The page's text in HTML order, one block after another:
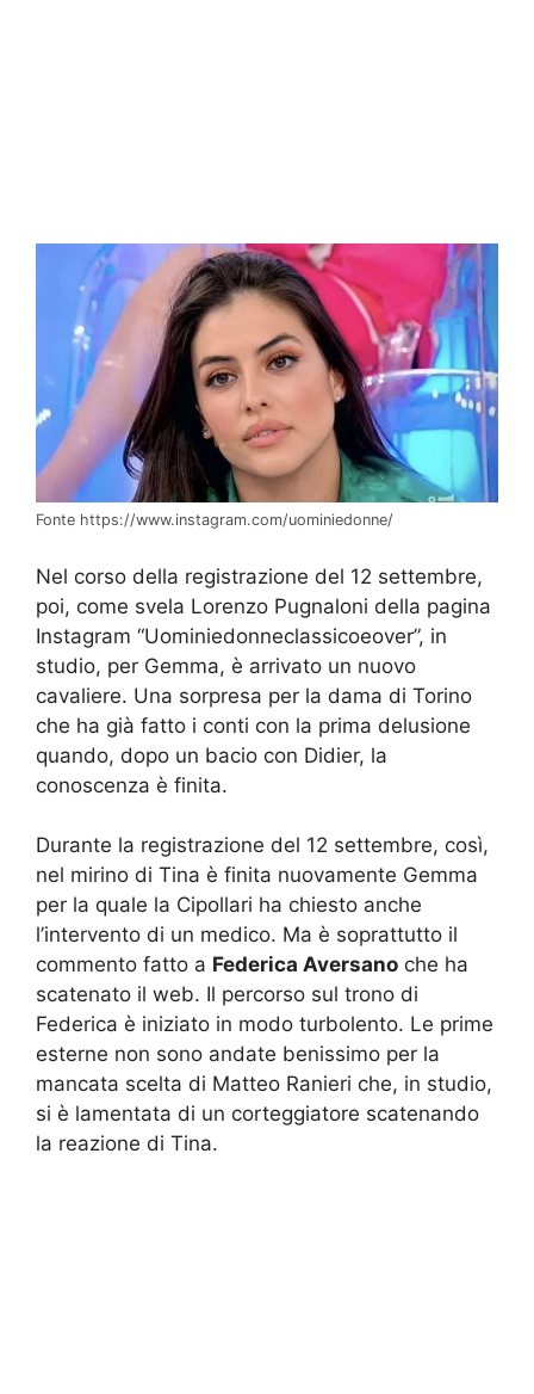
Fonte https://www.instagram.com/uominiedonne/
Nel corso della registrazione del 12 settembre,
poi, come svela Lorenzo Pugnaloni della pagina
Instagram “Uominiedonneclassicoeover”, in
studio, per Gemma, è arrivato un nuovo
cavaliere. Una sorpresa per la dama di Torino
che ha già fatto i conti con la prima delusione
quando, dopo un bacio con Didier, la
conoscenza è finita.
Durante la registrazione del 12 settembre, così,
nel mirino di Tina è finita nuovamente Gemma
per la quale la Cipollari ha chiesto anche
l’intervento di un medico. Ma è soprattutto il
commento fatto a Federica Aversano che ha
scatenato il web. Il percorso sul trono di
Federica è iniziato in modo turbolento. Le prime
esterne non sono andate benissimo per la
mancata scelta di Matteo Ranieri che, in studio,
si è lamentata di un corteggiatore scatenando
la reazione di Tina.